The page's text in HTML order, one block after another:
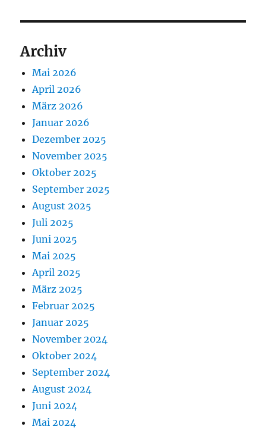
Archiv
Mai 2026
April 2026
März 2026
Januar 2026
Dezember 2025
November 2025
Oktober 2025
September 2025
August 2025
Juli 2025
Juni 2025
Mai 2025
April 2025
März 2025
Februar 2025
Januar 2025
November 2024
Oktober 2024
September 2024
August 2024
Juni 2024
Mai 2024